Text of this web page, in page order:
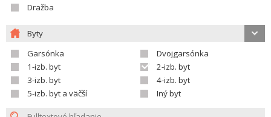
Dražba
Byty
Garsónka
Dvojgarsónka
1-izb. byt
2-izb. byt
3-izb. byt
4-izb. byt
5-izb. byt a väčší
Iný byt